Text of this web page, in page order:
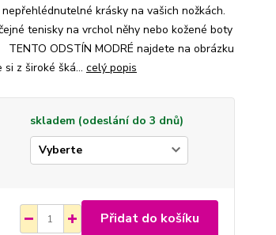
krásky na vašich nožkách.
tenisky na vrchol něhy nebo kožené boty
ODSTÍN MODRÉ najdete na obrázku
z široké šká... celý popis
skladem (odeslání do 3 dnů)
Přidat do košíku